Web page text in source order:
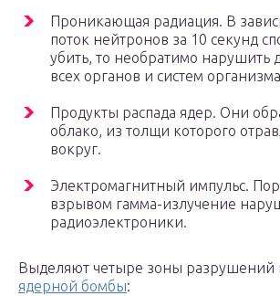
Проникающая радиация. В
поток нейтронов за 10 секунд
убить, то необратимо нарушить
всех органов и систем
Продукты распада ядер. Они
облако, из толщи которого
вокруг.
Электромагнитный импульс.
взрывом гамма-излучение
радиоэлектроники.
Выделяют четыре зоны разрушений
ядерной бомбы: